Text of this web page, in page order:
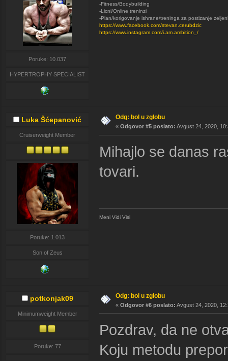
Poruke: 10.037
HYPERTROPHY SPECIALIST
-Fitness/Bodybuilding
-Licni/Online treninzi
-Plan/korigovanje ishrane/treninga za postizanje
https://www.facebook.com/stevan.cerubdzic
https://www.instagram.com/i.am.ambition_/
Luka Šćepanović
Cruiserweight Member
Poruke: 1.013
Son of Zeus
Odg: bol u zglobu
« Odgovor #5 poslato: Avgust 24, 2020,
Mihajlo se danas
tovari.
Meni Vidi Visi
potkonjak09
Minimumweight Member
Poruke: 77
Odg: bol u zglobu
« Odgovor #6 poslato: Avgust 24, 2020,
Pozdrav, da ne
Koju metodu